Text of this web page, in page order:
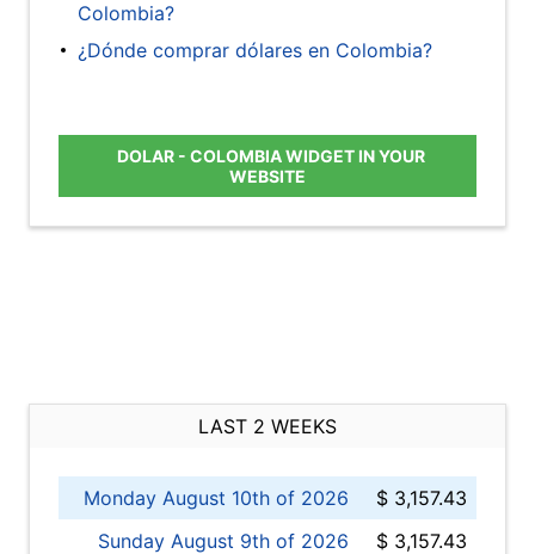
Colombia?
¿Dónde comprar dólares en Colombia?
DOLAR - COLOMBIA WIDGET IN YOUR
WEBSITE
LAST 2 WEEKS
Monday August 10th of 2026
$ 3,157.43
Sunday August 9th of 2026
$ 3,157.43